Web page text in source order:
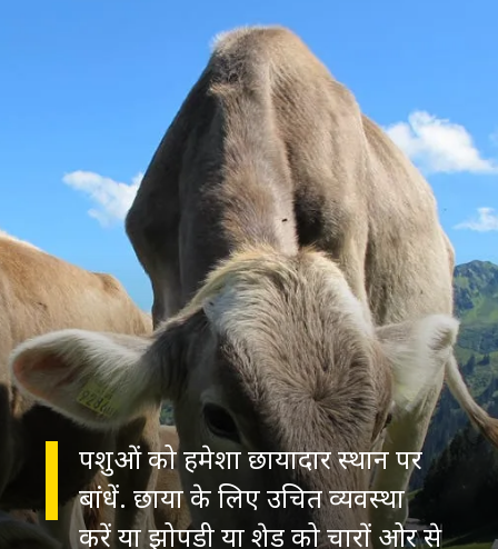
पशुओं को हमेशा छायादार स्थान पर
बांधें. छाया के लिए उचित व्यवस्था
करें या झोपड़ी या शेड को चारों ओर से